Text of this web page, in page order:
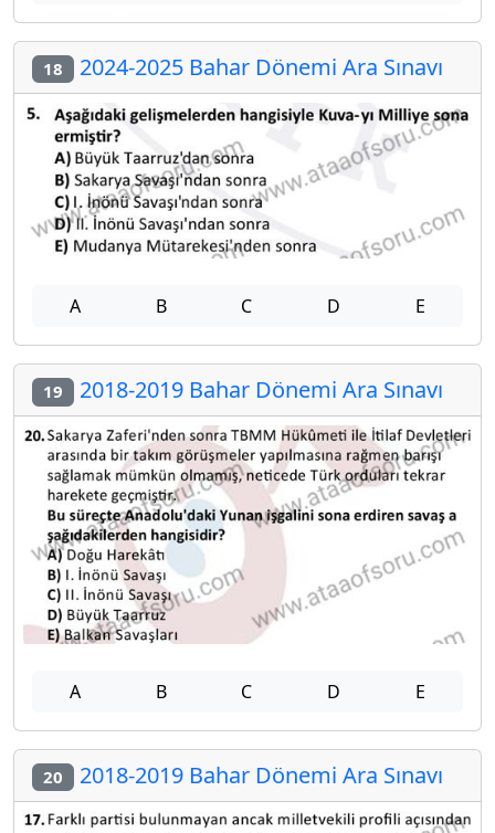
18 2024-2025 Bahar Dönemi Ara Sınavı
A B C D E
19 2018-2019 Bahar Dönemi Ara Sınavı
A B C D E
20 2018-2019 Bahar Dönemi Ara Sınavı